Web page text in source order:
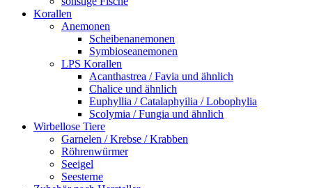
Korallen
Anemonen
Scheibenanemonen
Symbioseanemonen
LPS Korallen
Acanthastrea / Favia und ähnlich
Chalice und ähnlich
Euphyllia / Catalaphyilia / Lobophylia
Scolymia / Fungia und ähnlich
Wirbellose Tiere
Garnelen / Krebse / Krabben
Röhrenwürmer
Seeigel
Seesterne